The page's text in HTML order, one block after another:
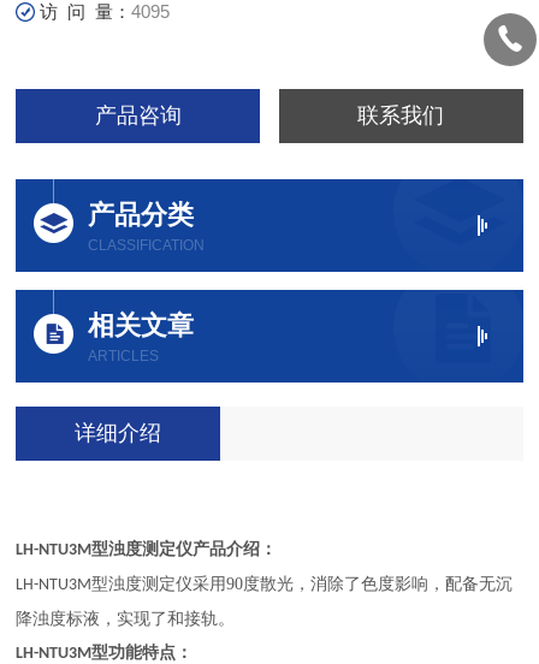
访 问 量：4095
产品咨询 联系我们
产品分类
CLASSIFICATION
相关文章
ARTICLES
详细介绍
LH-NTU3M型浊度测定仪产品介绍：
LH-NTU3M型浊度测定仪采用90度散光，消除了色度影响，配备无沉
降浊度标液，实现了和接轨。
LH-NTU3M型功能特点：